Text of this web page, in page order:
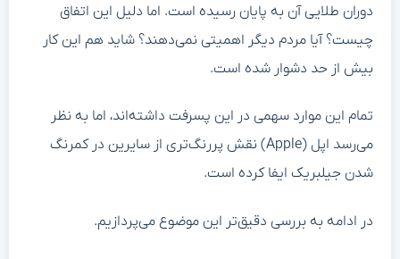
دوران طلایی آن به پایان رسیده است. اما دلیل این اتفاق
چیست؟ آیا مردم دیگر اهمیتی نمی‌دهند؟ شاید هم این کار
بیش از حد دشوار شده است.
تمام این موارد سهمی در این پسرفت داشته‌اند، اما به نظر
می‌رسد اپل (Apple) نقش پررنگ‌تری از سایرین در کمرنگ
شدن جیلبریک ایفا کرده است.
در ادامه به بررسی دقیق‌تر این موضوع می‌پردازیم.